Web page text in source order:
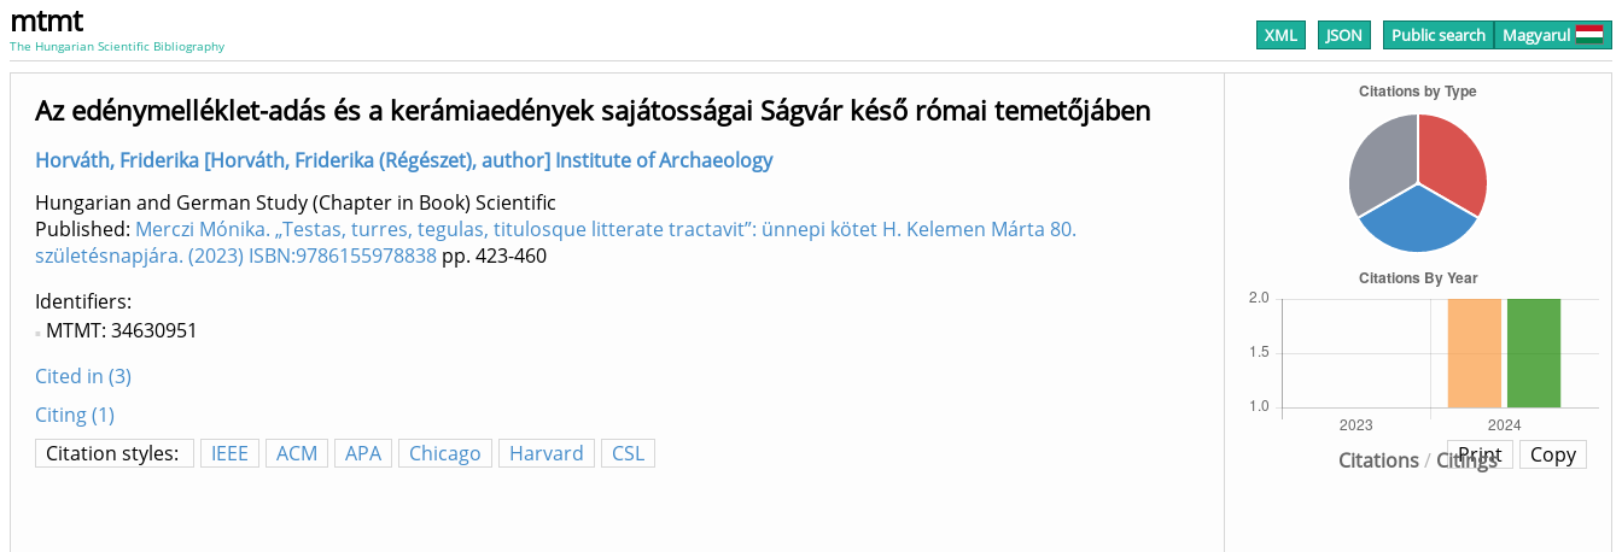
mtmt
The Hungarian Scientific Bibliography XML JSON Public search Magyarul
Citations/ Citings
Az edénymelléklet-adás és a kerámiaedények sajátosságai Ságvár késő római temetőjáben
Horváth, Friderika [Horváth, Friderika (Régészet), author] Institute of Archaeology
Hungarian and German Study (Chapter in Book) Scientific
Published: Merczi Mónika. „Testas, turres, tegulas, titulosque litterate tractavit”: ünnepi kötet H. Kelemen Márta 80.
születésnapjára. (2023) ISBN:9786155978838 pp. 423-460
Identifiers
MTMT: 34630951
Cited in (3)
Citing (1)
Citation styles:
IEEE ACM APA Chicago Harvard CSL Copy
Print